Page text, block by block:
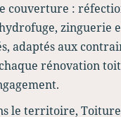
couverture :
zinguerie
adaptés aux
rénovation
le territoire, Toiture